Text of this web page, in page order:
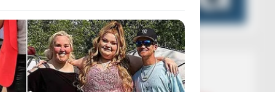
Lajmet më të lexuara